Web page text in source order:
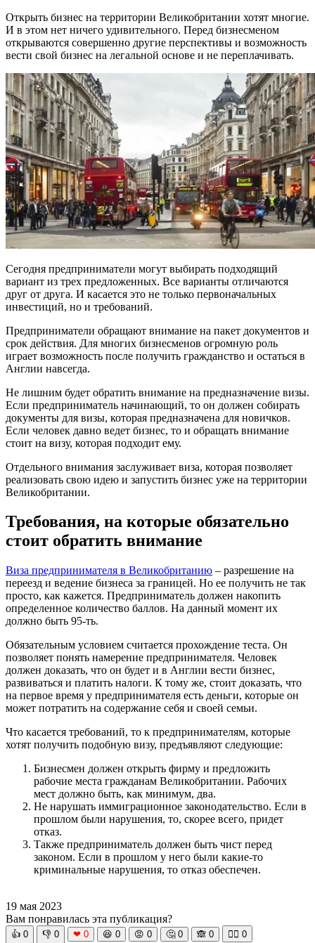
Открыть бизнес на территории Великобритании хотят многие.
И в этом нет ничего удивительного. Перед бизнесменом
открываются совершенно другие перспективы и возможность
вести свой бизнес на легальной основе и не переплачивать.
Сегодня предприниматели могут выбирать подходящий
вариант из трех предложенных. Все варианты отличаются
друг от друга. И касается это не только первоначальных
инвестиций, но и требований.
Предприниматели обращают внимание на пакет документов и
срок действия. Для многих бизнесменов огромную роль
играет возможность после получить гражданство и остаться в
Англии навсегда.
Не лишним будет обратить внимание на предназначение визы.
Если предприниматель начинающий, то он должен собирать
документы для визы, которая предназначена для новичков.
Если человек давно ведет бизнес, то и обращать внимание
стоит на визу, которая подходит ему.
Отдельного внимания заслуживает виза, которая позволяет
реализовать свою идею и запустить бизнес уже на территории
Великобритании.
Требования, на которые обязательно
стоит обратить внимание
Виза предпринимателя в Великобританию – разрешение на
переезд и ведение бизнеса за границей. Но ее получить не так
просто, как кажется. Предприниматель должен накопить
определенное количество баллов. На данный момент их
должно быть 95-ть.
Обязательным условием считается прохождение теста. Он
позволяет понять намерение предпринимателя. Человек
должен доказать, что он будет и в Англии вести бизнес,
развиваться и платить налоги. К тому же, стоит доказать, что
на первое время у предпринимателя есть деньги, которые он
может потратить на содержание себя и своей семьи.
Что касается требований, то к предпринимателям, которые
хотят получить подобную визу, предъявляют следующие:
Бизнесмен должен открыть фирму и предложить
рабочие места гражданам Великобритании. Рабочих
мест должно быть, как минимум, два.
Не нарушать иммиграционное законодательство. Если в
прошлом были нарушения, то, скорее всего, придет
отказ.
Также предприниматель должен быть чист перед
законом. Если в прошлом у него были какие-то
криминальные нарушения, то отказ обеспечен.
19 мая 2023
Вам понравилась эта публикация?
👍 0 👎 0 ❤ 0 😆 0 😡 0 🤔 0 🙈 0 🧘‍♀️ 0